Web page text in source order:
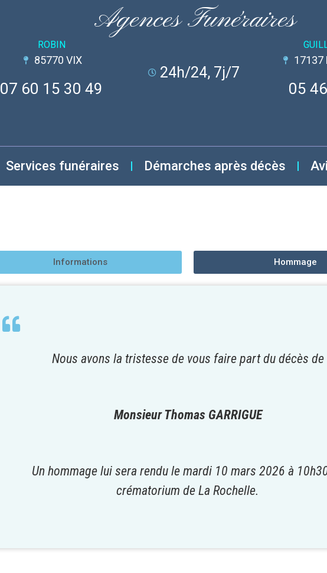
Agences Funéraires
ROBIN
85770 VIX
07 60 15 30 49
24h/24, 7j/7
17137
05
Services funéraires Démarches après décès
Informations Hommage
Nous avons la tristesse de vous faire part du décès de
Monsieur Thomas GARRIGUE
Un hommage lui sera rendu le mardi 10 mars 2026 à
crématorium de La Rochelle.